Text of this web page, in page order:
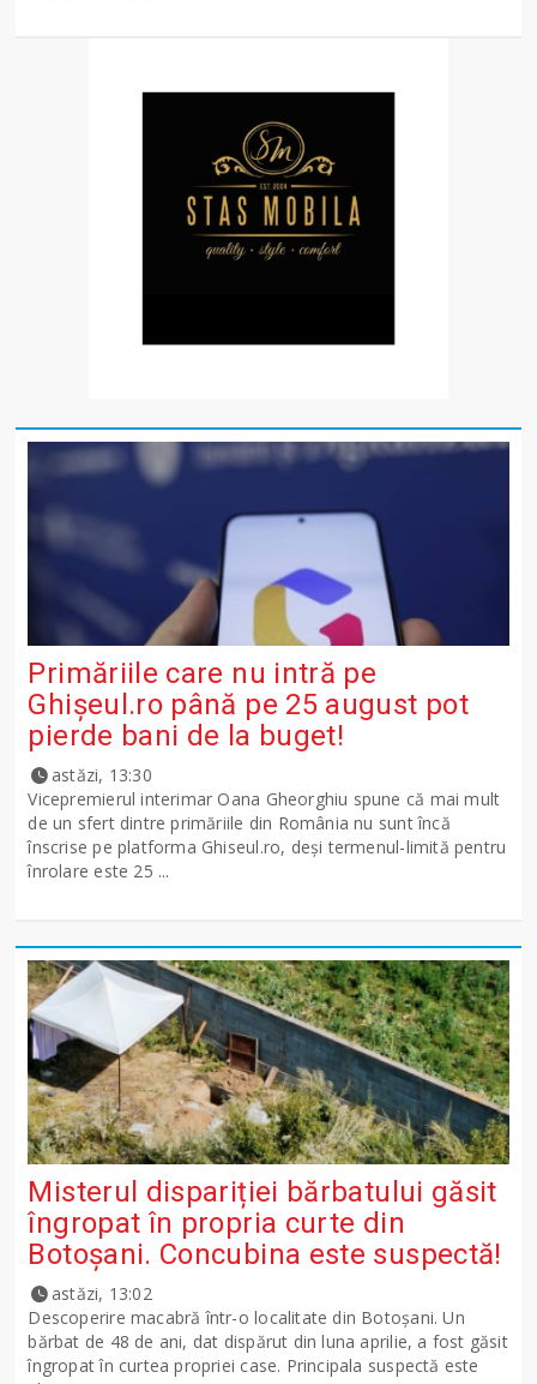
Primăriile care nu intră pe
Ghişeul.ro până pe 25 august pot
pierde bani de la buget!
astăzi, 13:30
Vicepremierul interimar Oana Gheorghiu spune că mai mult
de un sfert dintre primăriile din România nu sunt încă
înscrise pe platforma Ghiseul.ro, deși termenul-limită pentru
înrolare este 25 ...
Misterul dispariției bărbatului găsit
îngropat în propria curte din
Botoșani. Concubina este suspectă!
astăzi, 13:02
Descoperire macabră într-o localitate din Botoșani. Un
bărbat de 48 de ani, dat dispărut din luna aprilie, a fost găsit
îngropat în curtea propriei case. Principala suspectă este